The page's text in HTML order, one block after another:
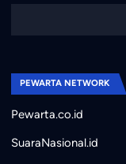
PEWARTA NETWORK
Pewarta.co.id
SuaraNasional.id